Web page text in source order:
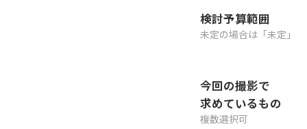
検討予算範囲
未定の場合は「未定」
今回の撮影で
求めているもの
複数選択可